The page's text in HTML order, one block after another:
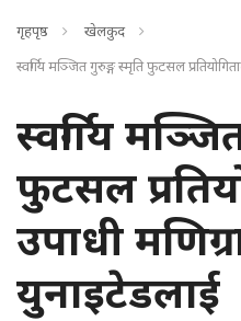
गृहपृष्ठ
खेलकुद
स्वर्गिय मञ्जित गुरुङ्ग स्मृति फुटसल
स्वर्गिय
फुटसल
उपाधी
युनाइटेडलाई